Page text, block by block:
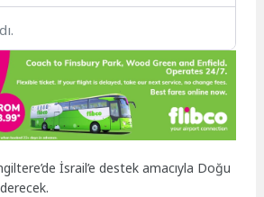
İsrail’e destek amacıyla Doğu